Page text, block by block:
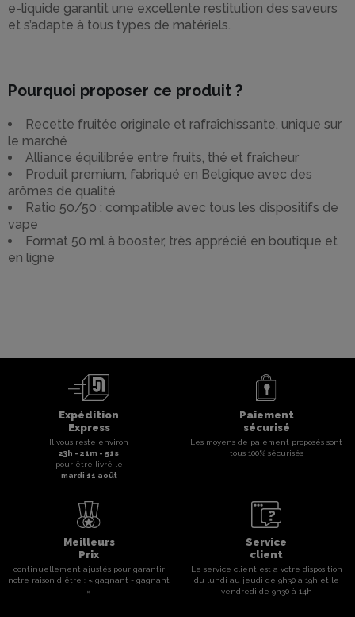
e-liquide garantit une excellente restitution des saveurs
et s’adapte à tous types de matériels.
Pourquoi proposer ce produit ?
Recette fruitée originale et rafraîchissante, unique sur
le marché
Alliance équilibrée entre fruits, thé et fraîcheur
Produit premium, fabriqué en Belgique avec des
arômes de qualité
Ratio 50/50 : compatible avec tous les dispositifs de
vape
Format 50 ml à booster, très apprécié en boutique et
en ligne
Expédition
Express
Il vous reste environ
23h - 21m - 51s
pour être livré le
mardi 11 août
Paiement
sécurisé
Les moyens de paiement proposés sont
tous 100% sécurisés
Meilleurs
Prix
continuellement ajustés pour garantir
notre raison d'être : « gagnant - gagnant
»
Service
client
Le service client est a votre disposition
du lundi au jeudi de 9h30 à 19h et le
vendredi de 9h30 à 14h